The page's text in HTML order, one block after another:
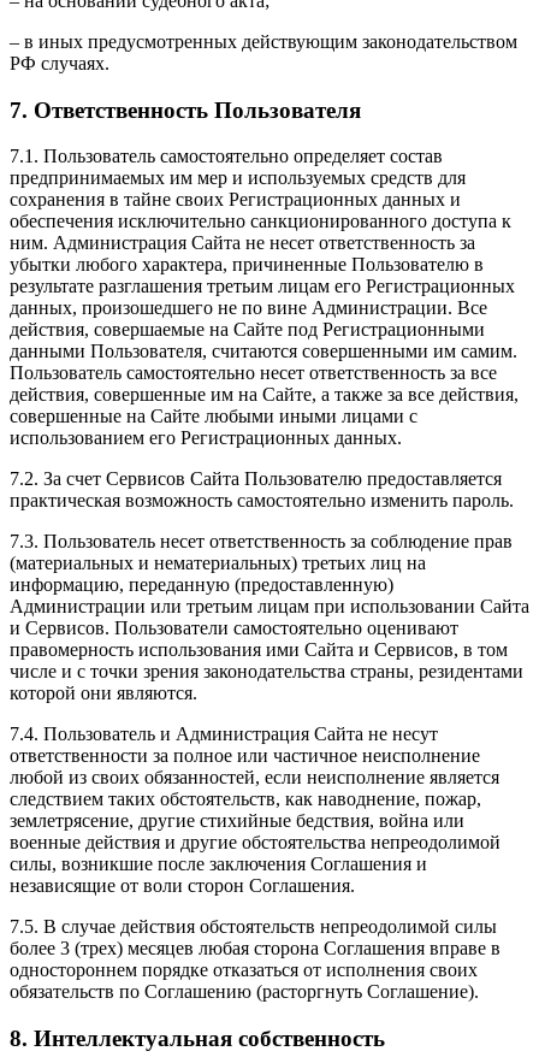
– в иных предусмотренных действующим законодательством
РФ случаях.
7. Ответственность Пользователя
7.1. Пользователь самостоятельно определяет состав
предпринимаемых им мер и используемых средств для
сохранения в тайне своих Регистрационных данных и
обеспечения исключительно санкционированного доступа к
ним. Администрация Сайта не несет ответственность за
убытки любого характера, причиненные Пользователю в
результате разглашения третьим лицам его Регистрационных
данных, произошедшего не по вине Администрации. Все
действия, совершаемые на Сайте под Регистрационными
данными Пользователя, считаются совершенными им самим.
Пользователь самостоятельно несет ответственность за все
действия, совершенные им на Сайте, а также за все действия,
совершенные на Сайте любыми иными лицами с
использованием его Регистрационных данных.
7.2. За счет Сервисов Сайта Пользователю предоставляется
практическая возможность самостоятельно изменить пароль.
7.3. Пользователь несет ответственность за соблюдение прав
(материальных и нематериальных) третьих лиц на
информацию, переданную (предоставленную)
Администрации или третьим лицам при использовании Сайта
и Сервисов. Пользователи самостоятельно оценивают
правомерность использования ими Сайта и Сервисов, в том
числе и с точки зрения законодательства страны, резидентами
которой они являются.
7.4. Пользователь и Администрация Сайта не несут
ответственности за полное или частичное неисполнение
любой из своих обязанностей, если неисполнение является
следствием таких обстоятельств, как наводнение, пожар,
землетрясение, другие стихийные бедствия, война или
военные действия и другие обстоятельства непреодолимой
силы, возникшие после заключения Соглашения и
независящие от воли сторон Соглашения.
7.5. В случае действия обстоятельств непреодолимой силы
более 3 (трех) месяцев любая сторона Соглашения вправе в
одностороннем порядке отказаться от исполнения своих
обязательств по Соглашению (расторгнуть Соглашение).
8. Интеллектуальная собственность